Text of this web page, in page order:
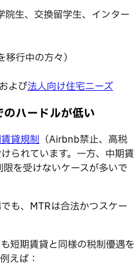
院生、交換留学生、インター
行中の方々）
よび法人向け住宅ニーズ
ハードルが低い
貸規制 （Airbnb禁止、高税
られています。一方、中期賃
を受けないケースが多いで
も、MTRは合法かつスケー
短期賃貸と同様の税制優遇を
えば：